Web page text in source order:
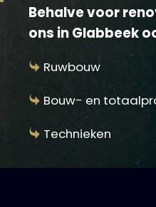
Behalve voor
ons in Glabbeek
Ruwbouw
Bouw- en
Technieken